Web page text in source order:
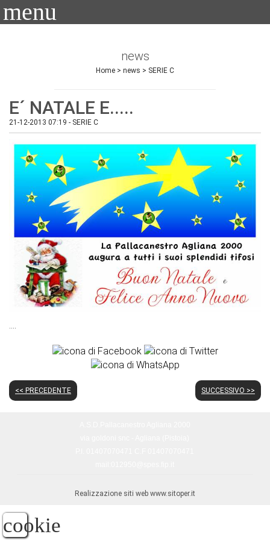
UA-112080758-1
menu
news
Home > news > SERIE C
E´ NATALE E.....
21-12-2013 07:19 - SERIE C
....
<< PRECEDENTE SUCCESSIVO >>
Realizzazione siti web www.sitoper.it
cookie